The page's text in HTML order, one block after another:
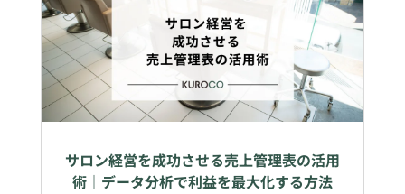
サロン経営を成功させる売上管理表の活用
術｜データ分析で利益を最大化する方法